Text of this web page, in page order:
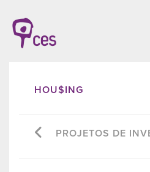
HOU$ING
PROJETOS DE